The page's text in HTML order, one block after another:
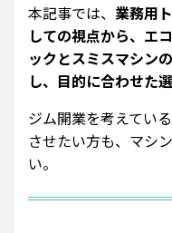
本記事では、 業務用
しての視点から、エ
ックとスミスマシン
し、目的に合わせた
ジム開業を考えてい
させたい方も、マシ
い。